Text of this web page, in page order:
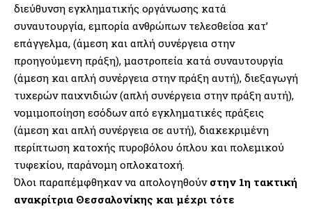
διεύθυνση εγκληματικής οργάνωσης κατά
συναυτουργία, εμπορία ανθρώπων τελεσθείσα κατ’
επάγγελμα, (άμεση και απλή συνέργεια στην
προηγούμενη πράξη), μαστροπεία κατά συναυτουργία
(άμεση και απλή συνέργεια στην πράξη αυτή), διεξαγωγή
τυχερών παιχνιδιών (απλή συνέργεια στην πράξη αυτή),
νομιμοποίηση εσόδων από εγκληματικές πράξεις
(άμεση και απλή συνέργεια σε αυτή), διακεκριμένη
περίπτωση κατοχής πυροβόλου όπλου και πολεμικού
τυφεκίου, παράνομη οπλοκατοχή.
Όλοι παραπέμφθηκαν να απολογηθούν στην 1η τακτική
ανακρίτρια Θεσσαλονίκης και μέχρι τότε